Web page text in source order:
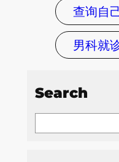
查询自
男科就
Search